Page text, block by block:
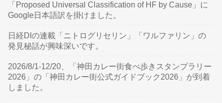
「Proposed Universal Classification of HF by Cause」に
Google日本語訳を掛けました。
日経DIの連載「ニトログリセリン」「ワルファリン」の
発見秘話が興味深いです。
2026/8/1-12/20、「神田カレー街食べ歩きスタンプラリー
2026」の「神田カレー街公式ガイドブック2026」が到着
しました。